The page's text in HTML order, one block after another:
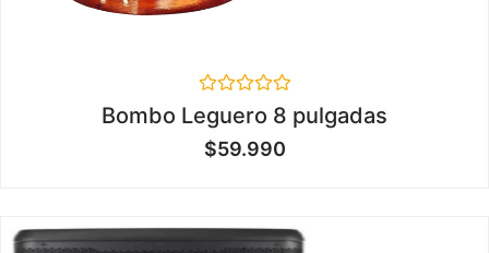
en
0
de
Bombo Leguero 8 pulgadas
$59.990